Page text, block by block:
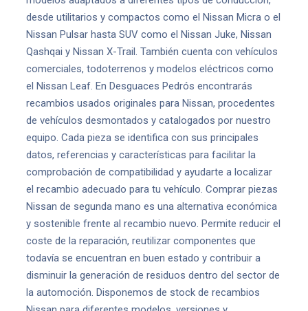
desde utilitarios y compactos como el Nissan Micra o el
Nissan Pulsar hasta SUV como el Nissan Juke, Nissan
Qashqai y Nissan X-Trail. También cuenta con vehículos
comerciales, todoterrenos y modelos eléctricos como
el Nissan Leaf. En Desguaces Pedrós encontrarás
recambios usados originales para Nissan, procedentes
de vehículos desmontados y catalogados por nuestro
equipo. Cada pieza se identifica con sus principales
datos, referencias y características para facilitar la
comprobación de compatibilidad y ayudarte a localizar
el recambio adecuado para tu vehículo. Comprar piezas
Nissan de segunda mano es una alternativa económica
y sostenible frente al recambio nuevo. Permite reducir el
coste de la reparación, reutilizar componentes que
todavía se encuentran en buen estado y contribuir a
disminuir la generación de residuos dentro del sector de
la automoción. Disponemos de stock de recambios